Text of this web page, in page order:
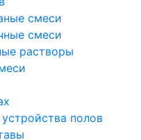
смеси
смеси
растворы
полов